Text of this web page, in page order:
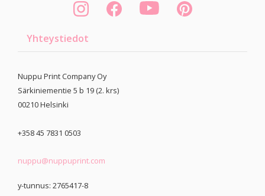
Yhteystiedot
Nuppu Print Company Oy
Särkiniementie 5 b 19 (2. krs)
00210Helsinki
+358 45 7831 0503
nuppu@nuppuprint.com
y-tunnus: 2765417-8